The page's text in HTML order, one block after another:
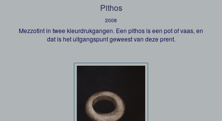
Pithos
2008
Mezzotint in twee kleurdrukgangen. Een pithos is een pot of vaas, en
dat is het uitgangspunt geweest van deze prent.